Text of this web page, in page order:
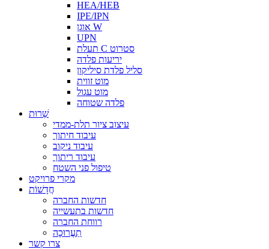
HEA/HEB
IPE/IPN
אוגן W
UPN
תעלת C סטרוט
יריעות פלדה
סליל פלדת סיליקון
מוט זווית
מוט עגול
פלדה שטוחה
שֵׁרוּת
עיצוב ציור תלת-ממדי
עיבוד חיתוך
עיבוד ניקוב
עיבוד ריתוך
טיפול פני השטח
מקרי פרויקט
חֲדָשׁוֹת
חדשות החברה
חדשות בתעשייה
רווחת החברה
תַעֲרוּכָה
צרו קשר